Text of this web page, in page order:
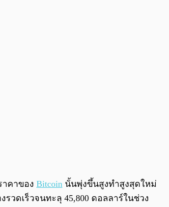
/
าคาของ Bitcoin นั้นพุ่งขึ้นสูงทำสูงสุดใหม่
วดเร็วจนทะลุ 45,800 ดอลลาร์ในช่วง